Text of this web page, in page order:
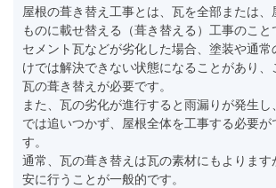
屋根の葺き替え工事とは、瓦を全部または
ものに載せ替える（葺き替える）工事のこと
セメント瓦などが劣化した場合、塗装や通
けでは解決できない状態になることがあり
瓦の葺き替えが必要です。
また、瓦の劣化が進行すると雨漏りが発生
では追いつかず、屋根全体を工事する必要が
す。
通常、瓦の葺き替えは瓦の素材にもよりま
安に行うことが一般的です。